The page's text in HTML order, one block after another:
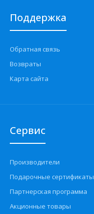
Поддержка
Обратная связь
Возвраты
Карта сайта
Сервис
Производители
Подарочные сертификаты
Партнерская программа
Акционные товары